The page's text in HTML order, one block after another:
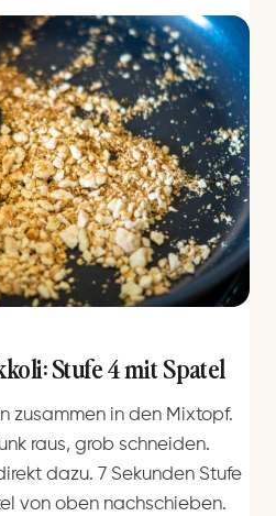
Stufe 4 mit Spatel
zusammen in den Mixtopf.
raus, grob schneiden.
dazu. 7 Sekunden Stufe
von oben nachschieben.